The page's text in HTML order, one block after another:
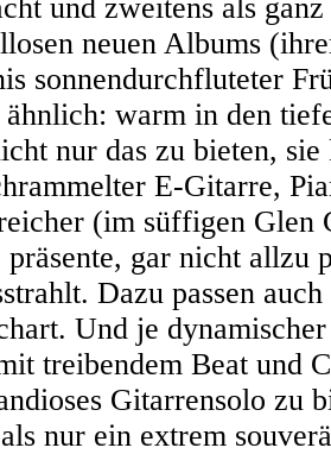
und zweitens als
neuen Albums
sonnendurchfluteter
warm in den
nur das zu bieten,
E-Gitarre,
(im süffigen
gar nicht allzu
Dazu passen
Und je
treibendem Beat und
Gitarrensolo zu
nur ein extrem